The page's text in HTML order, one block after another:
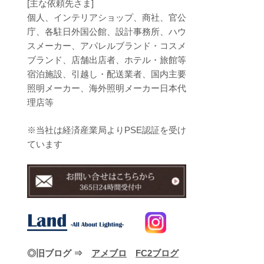
[主な依頼先さま]
個人、インテリアショップ、商社、官公
庁、各駐日外国公館、設計事務所、ハウ
スメーカー、アパレルブランド・コスメ
ブランド、店舗出店者、ホテル・旅館等
宿泊施設、引越し・配送業者、国内主要
照明メーカー、海外照明メーカー日本代
理店等
※当社は経済産業局よりPSE認証を受け
ています
◎旧ブログ ⇒ アメブロ FC2ブログ